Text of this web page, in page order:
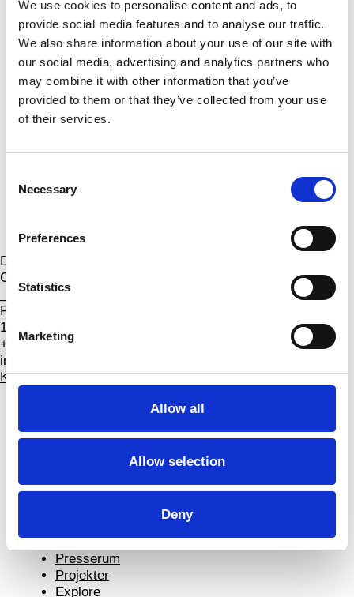
We use cookies to personalise content and ads, to
provide social media features and to analyse our traffic.
We also share information about your use of our site with
our social media, advertising and analytics partners who
may combine it with other information that you’ve
provided to them or that they’ve collected from your use
of their services.
Selection
Necessary
Preferences
Statistics
Marketing
Allow all
Allow selection
Deny
kunst og dens betydning.
Denne gang har temaet følgende
spørgsmål: Hvilke nye former for
inkluderende koreografiske udtryk
ser vi udvikles i Europa? Hvad ser
vi i Danmark?
Vi slutter ca. kl. 18.45 / Der vil
at købe en forfriskning.
Titel MEAT EAT AND TALK
Socialt event
Dato 11.10.2016
Dansehallerne
Center for dans og koreografi
Franciska Clausens Plads 27
1799 København V
+45 3388 8000
info@dansehallerne.dk
Kontakt
Branche
Tilgængelighed
Presserum
Projekter
Explore